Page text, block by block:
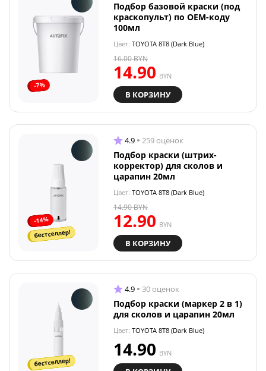
-7%
Подбор базовой краски (под
краскопульт) по OEM-коду
100мл
Цвет: TOYOTA 8T8 (Dark Blue)
14.90 BYN
16.00BYN
В КОРЗИНУ
-14%
бестселлер!
4.9 259 оценок
Подбор краски (штрих-
корректор) для сколов и
царапин 20мл
Цвет: TOYOTA 8T8 (Dark Blue)
12.90 BYN
14.90BYN
В КОРЗИНУ
бестселлер!
4.9 30 оценок
Подбор краски (маркер 2 в 1)
для сколов и царапин 20мл
Цвет: TOYOTA 8T8 (Dark Blue)
14.90 BYN